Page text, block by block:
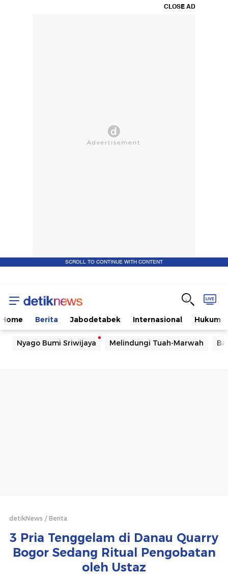
CLOSE AD
SCROLL TO CONTINUE WITH CONTENT
Home Berita Jabodetabek Internasional Hukum
Nyago Bumi Sriwijaya Melindungi Tuah-Marwah
detikNews Berita
3 Pria Tenggelam di Danau Quarry
Bogor Sedang Ritual Pengobatan
oleh Ustaz